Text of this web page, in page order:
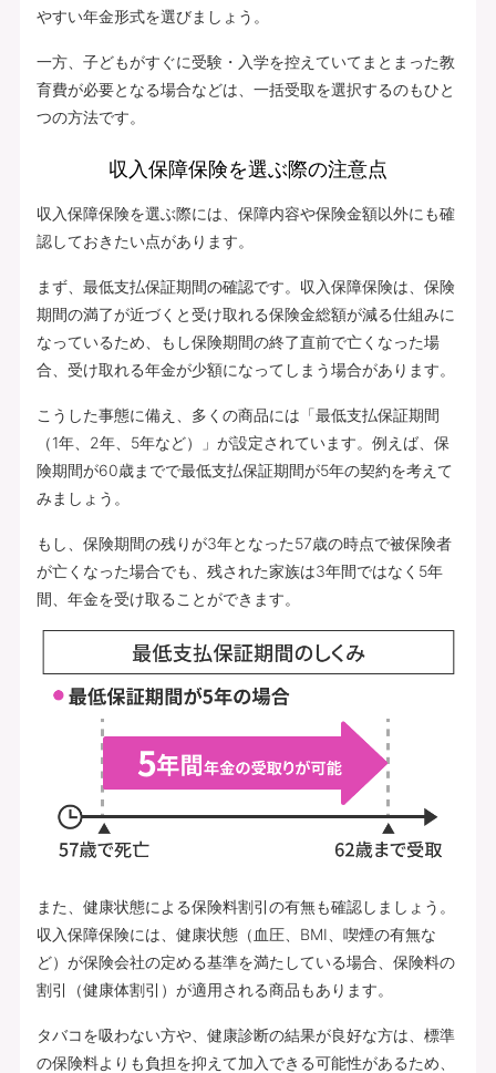
やすい年金形式を選びましょう。
一方、子どもがすぐに受験・入学を控えていてまとまった教
育費が必要となる場合などは、一括受取を選択するのもひと
つの方法です。
収入保障保険を選ぶ際の注意点
収入保障保険を選ぶ際には、保障内容や保険金額以外にも確
認しておきたい点があります。
まず、最低支払保証期間の確認です。収入保障保険は、保険
期間の満了が近づくと受け取れる保険金総額が減る仕組みに
なっているため、もし保険期間の終了直前で亡くなった場
合、受け取れる年金が少額になってしまう場合があります。
こうした事態に備え、多くの商品には「最低支払保証期間
（1年、2年、5年など）」が設定されています。例えば、保
険期間が60歳までで最低支払保証期間が5年の契約を考えて
みましょう。
もし、保険期間の残りが3年となった57歳の時点で被保険者
が亡くなった場合でも、残された家族は3年間ではなく5年
間、年金を受け取ることができます。
また、健康状態による保険料割引の有無も確認しましょう。
収入保障保険には、健康状態（血圧、BMI、喫煙の有無な
ど）が保険会社の定める基準を満たしている場合、保険料の
割引（健康体割引）が適用される商品もあります。
タバコを吸わない方や、健康診断の結果が良好な方は、標準
の保険料よりも負担を抑えて加入できる可能性があるため、